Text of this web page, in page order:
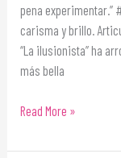
pena experimentar.”
carisma y brillo.
“La ilusionista” ha
más bella
Read More »